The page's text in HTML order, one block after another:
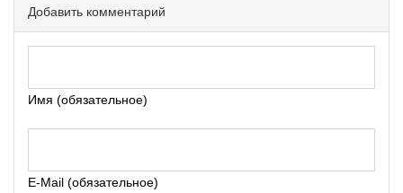
Добавить комментарий
Имя (обязательное)
E-Mail (обязательное)